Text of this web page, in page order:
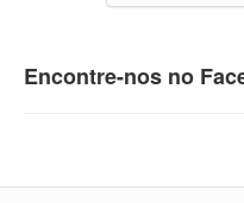
Encontre-nos no